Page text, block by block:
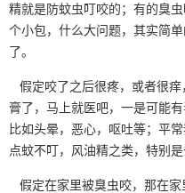
精就是防蚊虫叮咬的；有的臭
个小包，什么大问题，其实简
了。
假定咬了之后很疼，或者很痒
膏了，马上就医吧，一是可能
比如头晕，恶心，呕吐等；平
点蚊不叮，风油精之类，特别
假定在家里被臭虫咬，那在